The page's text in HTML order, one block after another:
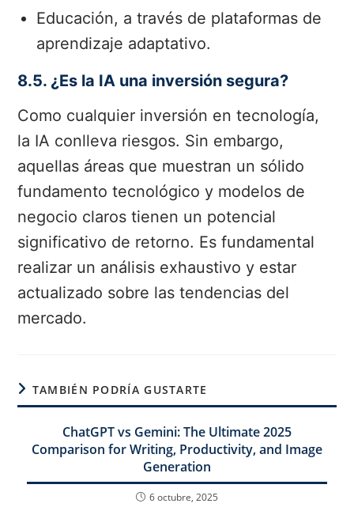
Educación, a través de plataformas de
aprendizaje adaptativo.
8.5. ¿Es la IA una inversión segura?
Como cualquier inversión en tecnología,
la IA conlleva riesgos. Sin embargo,
aquellas áreas que muestran un sólido
fundamento tecnológico y modelos de
negocio claros tienen un potencial
significativo de retorno. Es fundamental
realizar un análisis exhaustivo y estar
actualizado sobre las tendencias del
mercado.
TAMBIÉN PODRÍA GUSTARTE
ChatGPT vs Gemini: The Ultimate 2025
Comparison for Writing, Productivity, and Image
Generation
6 octubre, 2025